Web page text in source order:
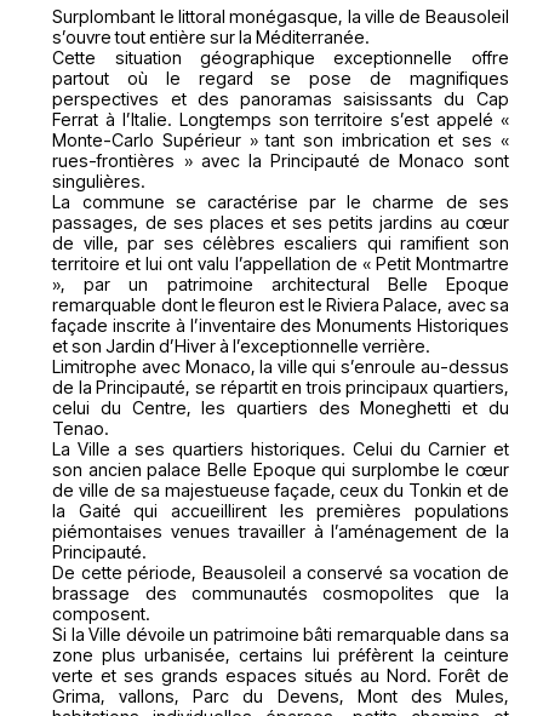
Surplombant le littoral monégasque, la ville de Beausoleil
s’ouvre tout entière sur la Méditerranée.
Cette situation géographique exceptionnelle offre
partout où le regard se pose de magnifiques
perspectives et des panoramas saisissants du Cap
Ferrat à l’Italie. Longtemps son territoire s’est appelé «
Monte-Carlo Supérieur » tant son imbrication et ses «
rues-frontières » avec la Principauté de Monaco sont
singulières.
La commune se caractérise par le charme de ses
passages, de ses places et ses petits jardins au cœur
de ville, par ses célèbres escaliers qui ramifient son
territoire et lui ont valu l’appellation de « Petit Montmartre
», par un patrimoine architectural Belle Epoque
remarquable dont le fleuron est le Riviera Palace, avec sa
façade inscrite à l’inventaire des Monuments Historiques
et son Jardin d’Hiver à l’exceptionnelle verrière.
Limitrophe avec Monaco, la ville qui s’enroule au-dessus
de la Principauté, se répartit en trois principaux quartiers,
celui du Centre, les quartiers des Moneghetti et du
Tenao.
La Ville a ses quartiers historiques. Celui du Carnier et
son ancien palace Belle Epoque qui surplombe le cœur
de ville de sa majestueuse façade, ceux du Tonkin et de
la Gaité qui accueillirent les premières populations
piémontaises venues travailler à l’aménagement de la
Principauté.
De cette période, Beausoleil a conservé sa vocation de
brassage des communautés cosmopolites que la
composent.
Si la Ville dévoile un patrimoine bâti remarquable dans sa
zone plus urbanisée, certains lui préfèrent la ceinture
verte et ses grands espaces situés au Nord. Forêt de
Grima, vallons, Parc du Devens, Mont des Mules,